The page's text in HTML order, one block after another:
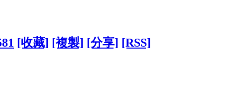
[收藏] [複製] [分享] [RSS]